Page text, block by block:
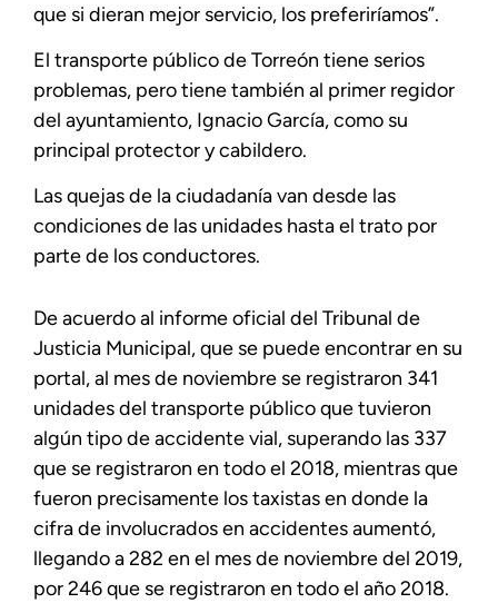
que si dieran mejor servicio, los preferiríamos”.
El transporte público de Torreón tiene serios
problemas, pero tiene también al primer regidor
del ayuntamiento, Ignacio García, como su
principal protector y cabildero.
Las quejas de la ciudadanía van desde las
condiciones de las unidades hasta el trato por
parte de los conductores.
De acuerdo al informe oficial del Tribunal de
Justicia Municipal, que se puede encontrar en su
portal, al mes de noviembre se registraron 341
unidades del transporte público que tuvieron
algún tipo de accidente vial, superando las 337
que se registraron en todo el 2018, mientras que
fueron precisamente los taxistas en donde la
cifra de involucrados en accidentes aumentó,
llegando a 282 en el mes de noviembre del 2019,
por 246 que se registraron en todo el año 2018.